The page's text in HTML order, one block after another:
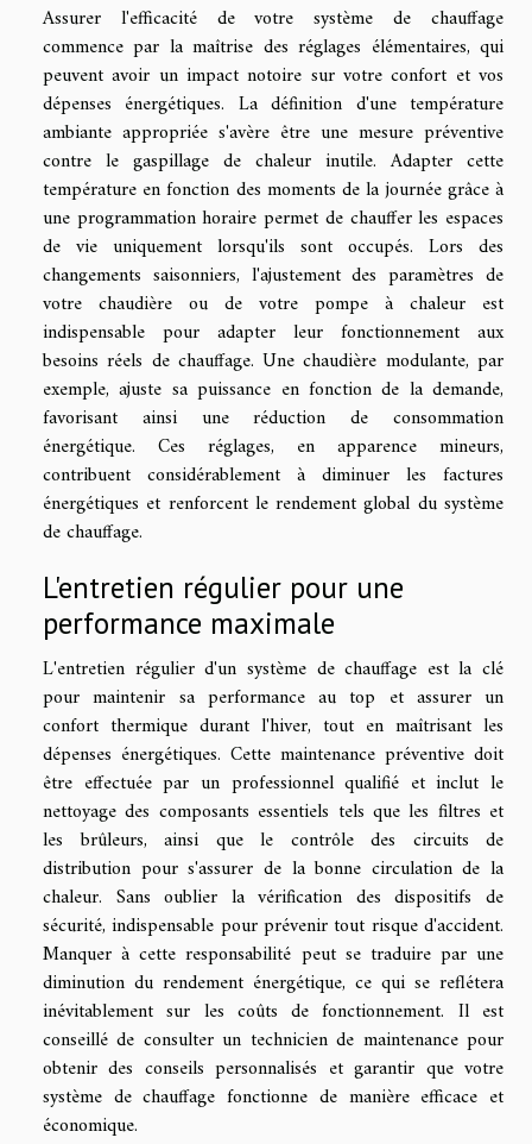
Assurer l'efficacité de votre système de chauffage
commence par la maîtrise des réglages élémentaires, qui
peuvent avoir un impact notoire sur votre confort et vos
dépenses énergétiques. La définition d'une température
ambiante appropriée s'avère être une mesure préventive
contre le gaspillage de chaleur inutile. Adapter cette
température en fonction des moments de la journée grâce à
une programmation horaire permet de chauffer les espaces
de vie uniquement lorsqu'ils sont occupés. Lors des
changements saisonniers, l'ajustement des paramètres de
votre chaudière ou de votre pompe à chaleur est
indispensable pour adapter leur fonctionnement aux
besoins réels de chauffage. Une chaudière modulante, par
exemple, ajuste sa puissance en fonction de la demande,
favorisant ainsi une réduction de consommation
énergétique. Ces réglages, en apparence mineurs,
contribuent considérablement à diminuer les factures
énergétiques et renforcent le rendement global du système
de chauffage.
L'entretien régulier pour une
performance maximale
L'entretien régulier d'un système de chauffage est la clé
pour maintenir sa performance au top et assurer un
confort thermique durant l'hiver, tout en maîtrisant les
dépenses énergétiques. Cette maintenance préventive doit
être effectuée par un professionnel qualifié et inclut le
nettoyage des composants essentiels tels que les filtres et
les brûleurs, ainsi que le contrôle des circuits de
distribution pour s'assurer de la bonne circulation de la
chaleur. Sans oublier la vérification des dispositifs de
sécurité, indispensable pour prévenir tout risque d'accident.
Manquer à cette responsabilité peut se traduire par une
diminution du rendement énergétique, ce qui se reflétera
inévitablement sur les coûts de fonctionnement. Il est
conseillé de consulter un technicien de maintenance pour
obtenir des conseils personnalisés et garantir que votre
système de chauffage fonctionne de manière efficace et
économique.